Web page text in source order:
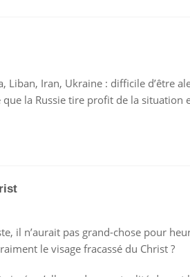
Liban, Iran, Ukraine : difficile d’être
la Russie tire profit de la situation
il n’aurait pas grand-chose pour
le visage fracassé du Christ ?